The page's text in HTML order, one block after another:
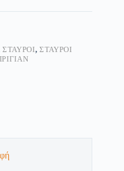
ΣΤΑΥΡΟΊ,ΣΤΑΥΡΟΊ